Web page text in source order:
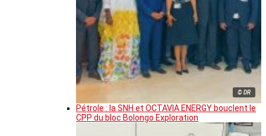
© DR
Pétrole : la SNH et OCTAVIA ENERGY bouclent le
CPP du bloc Bolongo Exploration